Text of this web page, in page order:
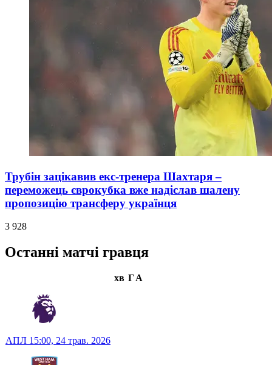
Трубін зацікавив екс-тренера Шахтаря –
переможець єврокубка вже надіслав шалену
пропозицію трансферу українця
3 928
Останні матчі гравця
хв ГА
АПЛ 15:00, 24 трав. 2026